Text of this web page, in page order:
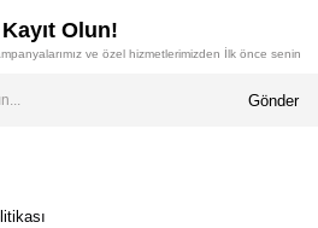
Olun!
ve özel hizmetlerimizden İlk önce senin
Gönder